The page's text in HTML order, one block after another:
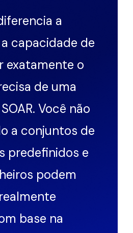
a
capacidade de
o
de uma
Você não
a conjuntos de
e
podem